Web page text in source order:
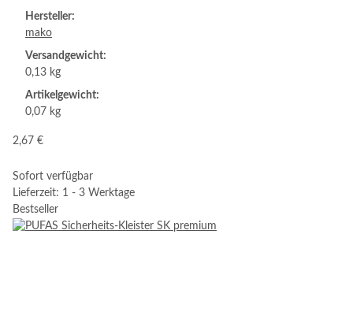
Hersteller:
mako
Versandgewicht:
0,13 kg
Artikelgewicht:
0,07 kg
2,67 €
Sofort verfügbar
Lieferzeit: 1 - 3 Werktage
Bestseller